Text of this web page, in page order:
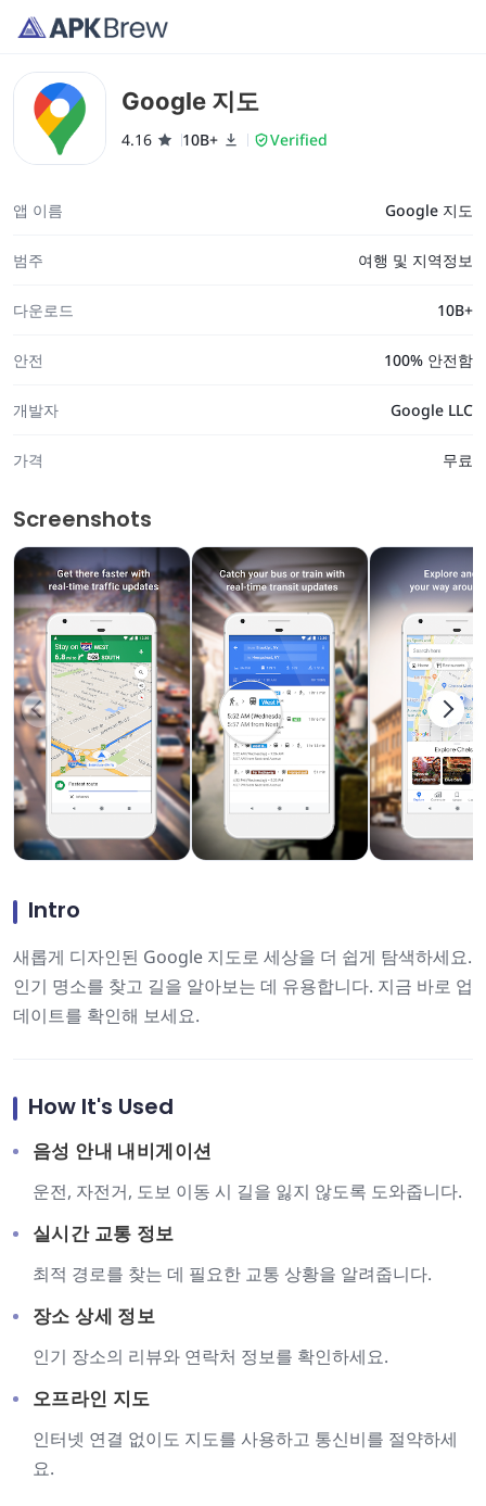
Google 지도
4.16 10B+ Verified
앱 이름 Google 지도
범주 여행 및 지역정보
다운로드 10B+
안전 100% 안전함
개발자 Google LLC
가격 무료
Screenshots
Intro
새롭게 디자인된 Google 지도로 세상을 더 쉽게 탐색하세요.
인기 명소를 찾고 길을 알아보는 데 유용합니다. 지금 바로 업
데이트를 확인해 보세요.
How It's Used
음성 안내 내비게이션
운전, 자전거, 도보 이동 시 길을 잃지 않도록 도와줍니다.
실시간 교통 정보
최적 경로를 찾는 데 필요한 교통 상황을 알려줍니다.
장소 상세 정보
인기 장소의 리뷰와 연락처 정보를 확인하세요.
오프라인 지도
인터넷 연결 없이도 지도를 사용하고 통신비를 절약하세
요.